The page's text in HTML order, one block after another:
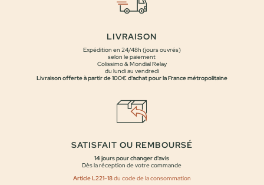
LIVRAISON
Expédition en 24/48h (jours ouvrés)
selon le paiement
Colissimo & Mondial Relay
du lundi au vendredi
Livraison offerte à partir de 100€ d'achat pour la France métropolitaine
SATISFAIT OU REMBOURSÉ
14 jours pour changer d'avis
Dès la réception de votre commande
Article L221-18du code de la consommation